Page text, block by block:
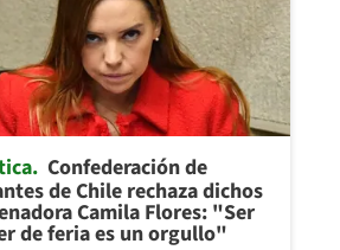
Confederación de
de Chile rechaza dichos
Camila Flores: "Ser
de feria es un orgullo"